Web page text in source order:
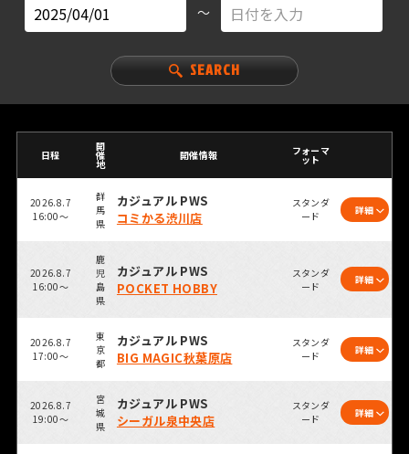
～
SEARCH
日程
開
催
地
開催情報 フォーマ
ット
2026.8.7
16:00～
群
馬
県
カジュアル PWS
コミかる渋川店
スタンダ
ード
詳細
2026.8.7
16:00～
鹿
児
島
県
カジュアル PWS
POCKET HOBBY
スタンダ
ード
詳細
2026.8.7
17:00～
東
京
都
カジュアル PWS
BIG MAGIC秋葉原店
スタンダ
ード
詳細
2026.8.7
19:00～
宮
城
県
カジュアル PWS
シーガル泉中央店
スタンダ
ード
詳細